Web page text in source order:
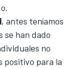
, antes teníamos
se han dado
no
positivo para la